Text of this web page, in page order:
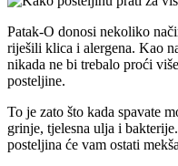
Patak-O donosi nekoliko
riješili klica i alergena. Kao
nikada ne bi trebalo proći
posteljine.
To je zato što kada spavate
grinje, tjelesna ulja i
posteljina će vam ostati